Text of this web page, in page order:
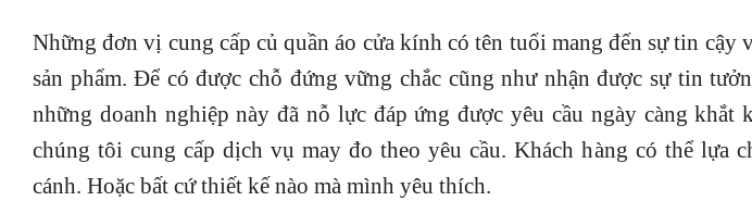
Những đơn vị cung cấp củ quần áo cửa kính có tên tuổi mang đến sự tin cậy
sản phẩm. Để có được chỗ đứng vững chắc cũng như nhận được sự tin
những doanh nghiệp này đã nỗ lực đáp ứng được yêu cầu ngày càng khắt
chúng tôi cung cấp dịch vụ may đo theo yêu cầu. Khách hàng có thể lựa
cánh. Hoặc bất cứ thiết kế nào mà mình yêu thích.